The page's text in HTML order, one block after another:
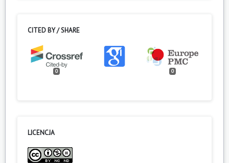
CITED BY / SHARE
0 0
LICENCJA